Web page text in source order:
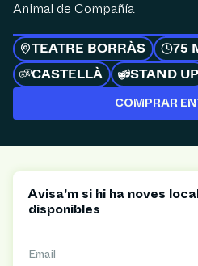
Animal de Compañía
TEATRE BORRÀS
75
CASTELLÀ
STAND UP
COMPRAR
Avisa'm si hi ha noves
disponibles
Email